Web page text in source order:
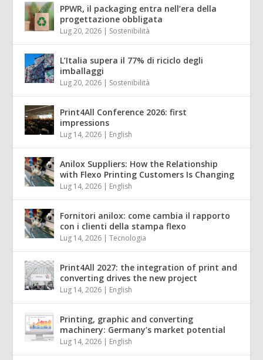
PPWR, il packaging entra nell’era della
progettazione obbligata
Lug 20, 2026 | Sostenibilità
L’Italia supera il 77% di riciclo degli
imballaggi
Lug 20, 2026 | Sostenibilità
Print4All Conference 2026: first
impressions
Lug 14, 2026 | English
Anilox Suppliers: How the Relationship
with Flexo Printing Customers Is Changing
Lug 14, 2026 | English
Fornitori anilox: come cambia il rapporto
con i clienti della stampa flexo
Lug 14, 2026 |Tecnologia
Print4All 2027: the integration of print and
converting drives the new project
Lug 14, 2026 | English
Printing, graphic and converting
machinery: Germany’s market potential
Lug 14, 2026 | English